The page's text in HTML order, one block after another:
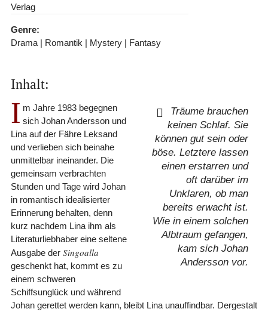
Verlag
Genre:
Drama | Romantik | Mystery | Fantasy
Inhalt:
Träume brauchen
keinen Schlaf. Sie
können gut sein oder
böse. Letztere lassen
einen erstarren und
oft darüber im
Unklaren, ob man
bereits erwacht ist.
Wie in einem solchen
Albtraum gefangen,
kam sich Johan
Andersson vor.
I m Jahre 1983 begegnen
sich Johan Andersson und
Lina auf der Fähre Leksand
und verlieben sich beinahe
unmittelbar ineinander. Die
gemeinsam verbrachten
Stunden und Tage wird Johan
in romantisch idealisierter
Erinnerung behalten, denn
kurz nachdem Lina ihm als
Literaturliebhaber eine seltene
Ausgabe der Singoalla
geschenkt hat, kommt es zu
einem schweren
Schiffsunglück und während
Johan gerettet werden kann, bleibt Lina unauffindbar. Dergestalt